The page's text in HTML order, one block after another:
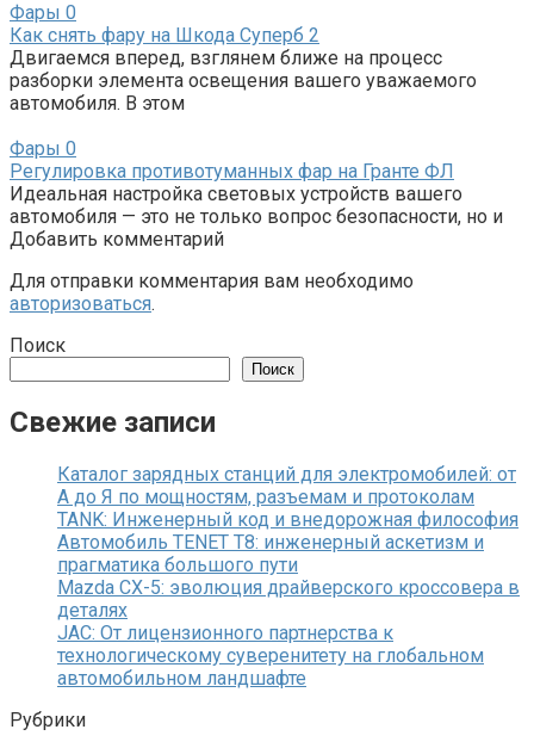
Фары 0
Как снять фару на Шкода Суперб 2
Двигаемся вперед, взглянем ближе на процесс
разборки элемента освещения вашего уважаемого
автомобиля. В этом
Фары 0
Регулировка противотуманных фар на Гранте ФЛ
Идеальная настройка световых устройств вашего
автомобиля — это не только вопрос безопасности, но и
Добавить комментарий
Для отправки комментария вам необходимо
авторизоваться.
Поиск
Поиск
Свежие записи
Каталог зарядных станций для электромобилей: от
А до Я по мощностям, разъемам и протоколам
TANK: Инженерный код и внедорожная философия
Автомобиль TENET T8: инженерный аскетизм и
прагматика большого пути
Mazda CX-5: эволюция драйверского кроссовера в
деталях
JAC: От лицензионного партнерства к
технологическому суверенитету на глобальном
автомобильном ландшафте
Рубрики